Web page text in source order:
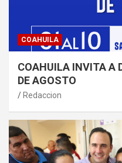
COAHUILA
COAHUILA INVITA A
DE AGOSTO
Redaccion